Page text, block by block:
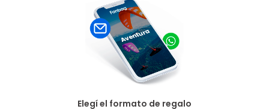
Elegí el formato de regalo